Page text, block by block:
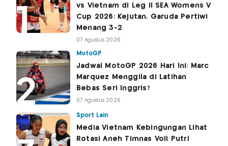
vs Vietnam di Leg II SEA Womens V
Cup 2026: Kejutan, Garuda Pertiwi
Menang 3-2
07 Agustus 2026
MotoGP
Jadwal MotoGP 2026 Hari Ini: Marc
Marquez Menggila di Latihan
Bebas Seri Inggris?
07 Agustus 2026
Sport Lain
Media Vietnam Kebingungan Lihat
Rotasi Aneh Timnas Voli Putri